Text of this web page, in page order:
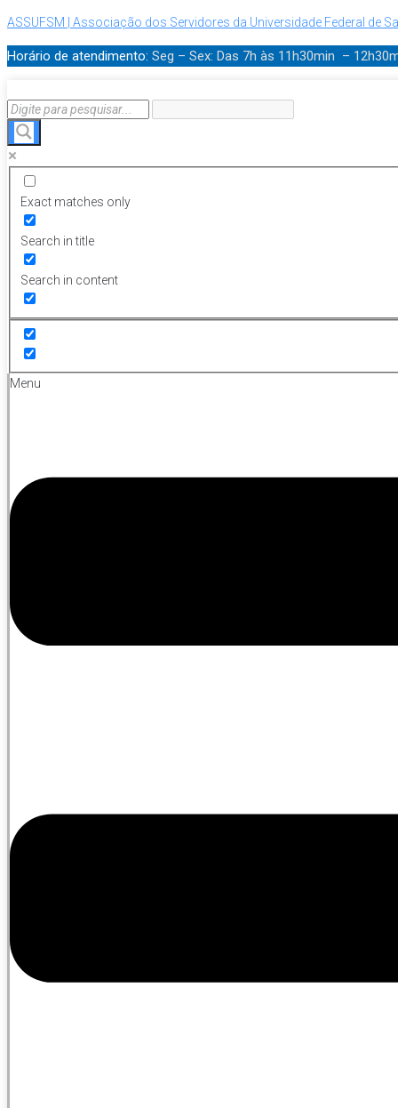
ASSUFSM | Associação dos Servidores da Universidade Federal de
Horário de atendimento: Seg – Sex: Das 7h às 11h30min –
Exact matches only
Search in title
Search in content
Menu